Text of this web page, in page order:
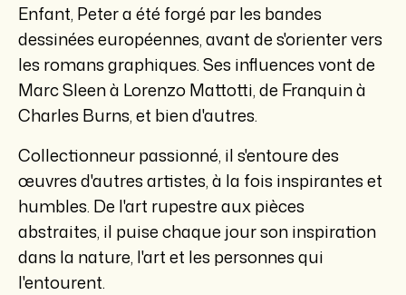
Enfant, Peter a été forgé par les bandes
dessinées européennes, avant de s'orienter vers
les romans graphiques. Ses influences vont de
Marc Sleen à Lorenzo Mattotti, de Franquin à
Charles Burns, et bien d'autres.
Collectionneur passionné, il s'entoure des
œuvres d'autres artistes, à la fois inspirantes et
humbles. De l'art rupestre aux pièces
abstraites, il puise chaque jour son inspiration
dans la nature, l'art et les personnes qui
l'entourent.